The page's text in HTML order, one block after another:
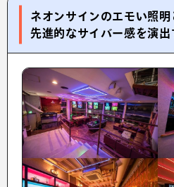
ネオンサインのエモい照
先進的なサイバー感を演出